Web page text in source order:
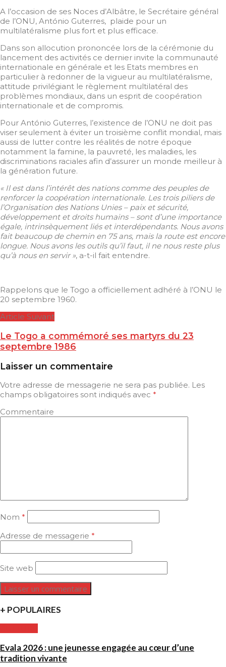
A l’occasion de ses Noces d’Albâtre, le Secrétaire général
de l’ONU, António Guterres, plaide pour un
multilatéralisme plus fort et plus efficace.
Dans son allocution prononcée lors de la cérémonie du
lancement des activités ce dernier invite la communauté
internationale en générale et les Etats membres en
particulier à redonner de la vigueur au multilatéralisme,
attitude privilégiant le règlement multilatéral des
problèmes mondiaux, dans un esprit de coopération
internationale et de compromis.
Pour António Guterres, l’existence de l’ONU ne doit pas
viser seulement à éviter un troisième conflit mondial, mais
aussi de lutter contre les réalités de notre époque
notamment la famine, la pauvreté, les maladies, les
discriminations raciales afin d’assurer un monde meilleur à
la génération future.
« Il est dans l’intérêt des nations comme des peuples de
renforcer la coopération internationale. Les trois piliers de
l’Organisation des Nations Unies – paix et sécurité,
développement et droits humains – sont d’une importance
égale, intrinsèquement liés et interdépendants. Nous avons
fait beaucoup de chemin en 75 ans, mais la route est encore
longue. Nous avons les outils qu’il faut, il ne nous reste plus
qu’à nous en servir », a-t-il fait entendre.
Rappelons que le Togo a officiellement adhéré à l’ONU le
20 septembre 1960.
Article Suivant
Le Togo a commémoré ses martyrs du 23
septembre 1986
Laisser un commentaire
Votre adresse de messagerie ne sera pas publiée. Les
champs obligatoires sont indiqués avec *
Commentaire
Nom *
Adresse de messagerie *
Site web
+ POPULAIRES
Evala 2026 : une jeunesse engagée au cœur d’une
tradition vivante